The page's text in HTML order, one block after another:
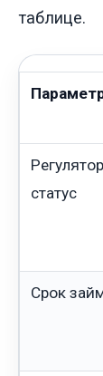
таблице.
статус
Срок